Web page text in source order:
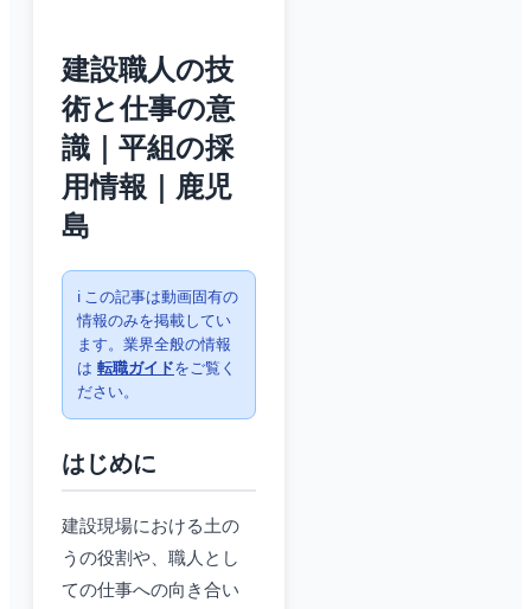
建設職人の技
術と仕事の意
識｜平組の採
用情報｜鹿児
島
ℹ️ この記事は動画固有の
情報のみを掲載してい
ます。業界全般の情報
は 転職ガイドをご覧く
ださい。
はじめに
建設現場における土の
うの役割や、職人とし
ての仕事への向き合い